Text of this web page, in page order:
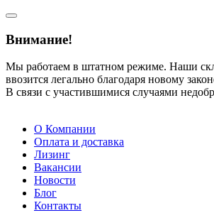
Внимание!
Мы работаем в штатном режиме. Наши
ввозится легально благодаря новому
В связи с участившимися случаями
О Компании
Оплата и доставка
Лизинг
Вакансии
Новости
Блог
Контакты